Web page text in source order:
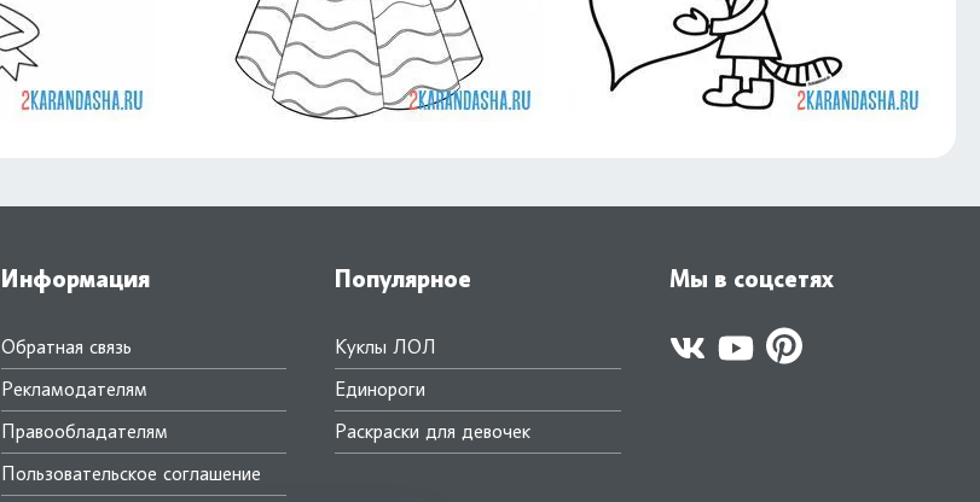
Информация
Обратная связь
Рекламодателям
Правообладателям
Пользовательское соглашение
Популярное
Куклы ЛОЛ
Единороги
Раскраски для девочек
Мы в соцсетях